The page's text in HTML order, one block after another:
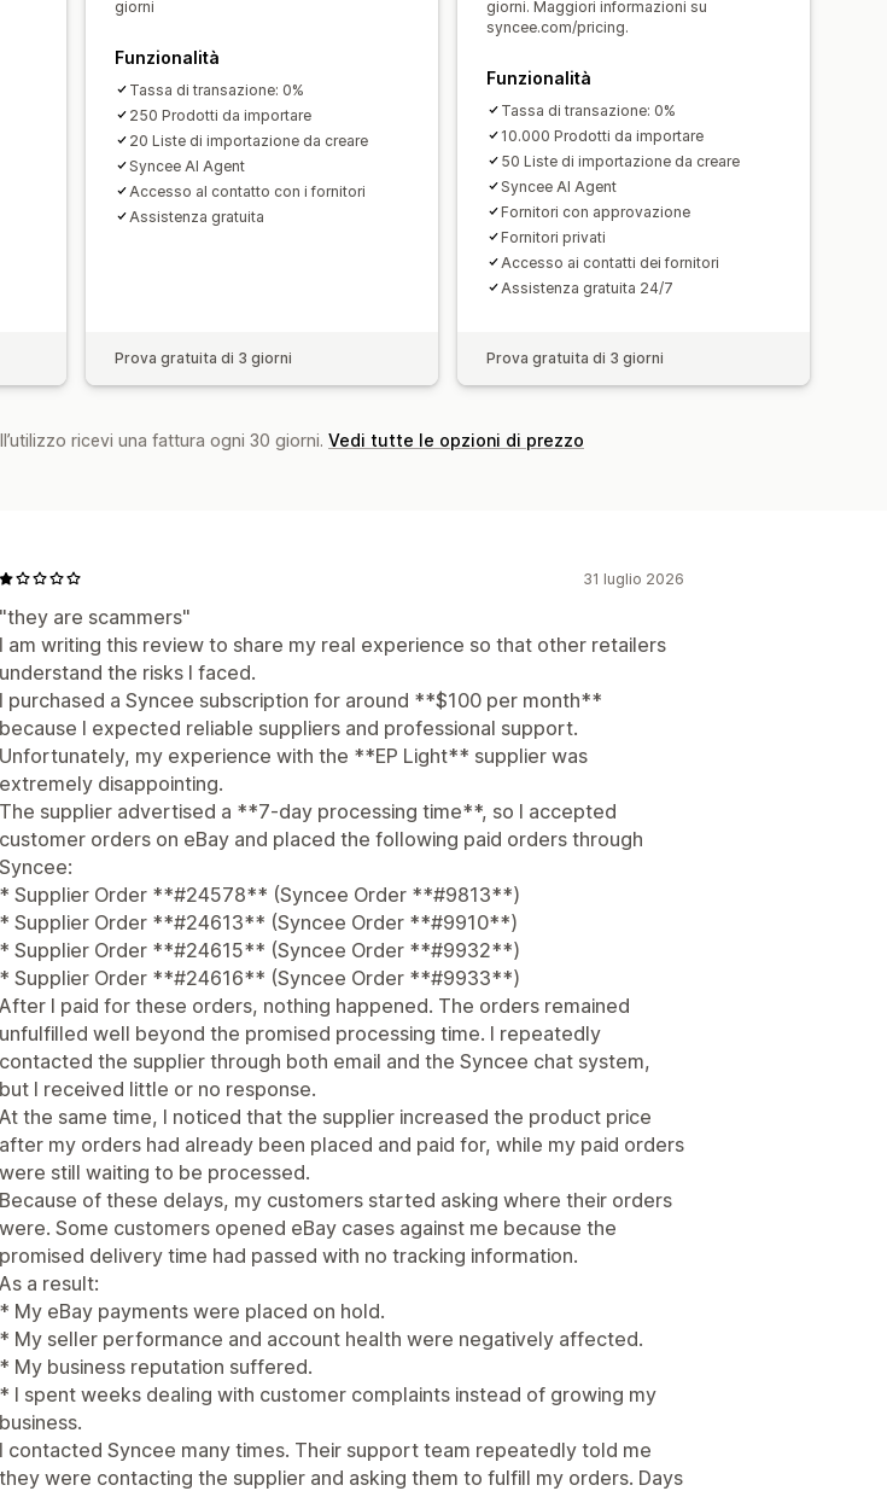
giorni
Funzionalità
Tassa di transazione: 0%
250 Prodotti da importare
20 Liste di importazione da creare
Syncee AI Agent
Accesso al contatto con i fornitori
Assistenza gratuita
Prova gratuita di 3 giorni
giorni. Maggiori informazioni su
syncee.com/pricing.
Funzionalità
Tassa di transazione: 0%
10.000 Prodotti da importare
50 Liste di importazione da creare
Syncee AI Agent
Fornitori con approvazione
Fornitori privati
Accesso ai contatti dei fornitori
Assistenza gratuita 24/7
Prova gratuita di 3 giorni
ricevi una fattura ogni 30 giorni. Vedi tutte le opzioni di prezzo
31 luglio 2026
"they are scammers"
I am writing this review to share my real experience so that other retailers
understand the risks I faced.
I purchased a Syncee subscription for around **$100 per month**
because I expected reliable suppliers and professional support.
Unfortunately, my experience with the **EP Light** supplier was
extremely disappointing.
The supplier advertised a **7-day processing time**, so I accepted
customer orders on eBay and placed the following paid orders through
Syncee:
* Supplier Order **#24578** (Syncee Order **#9813**)
* Supplier Order **#24613** (Syncee Order **#9910**)
* Supplier Order **#24615** (Syncee Order **#9932**)
* Supplier Order **#24616** (Syncee Order **#9933**)
After I paid for these orders, nothing happened. The orders remained
unfulfilled well beyond the promised processing time. I repeatedly
contacted the supplier through both email and the Syncee chat system,
but I received little or no response.
At the same time, I noticed that the supplier increased the product price
after my orders had already been placed and paid for, while my paid orders
were still waiting to be processed.
Because of these delays, my customers started asking where their orders
were. Some customers opened eBay cases against me because the
promised delivery time had passed with no tracking information.
As a result:
* My eBay payments were placed on hold.
* My seller performance and account health were negatively affected.
* My business reputation suffered.
* I spent weeks dealing with customer complaints instead of growing my
business.
I contacted Syncee many times. Their support team repeatedly told me
they were contacting the supplier and asking them to fulfill my orders. Days